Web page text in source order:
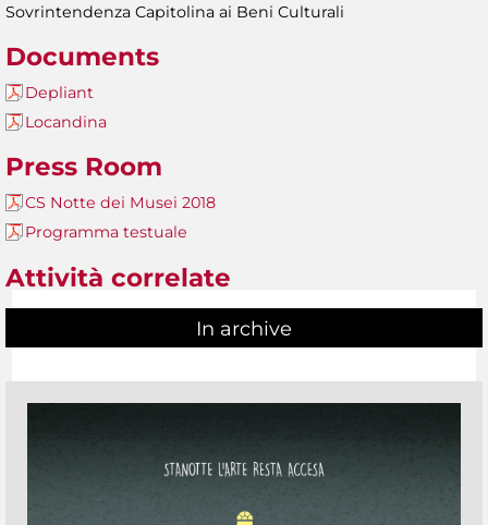
Sovrintendenza Capitolina ai Beni Culturali
Documents
Depliant
Locandina
Press Room
CS Notte dei Musei 2018
Programma testuale
Attività correlate
In archive